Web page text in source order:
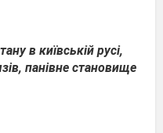
в київській русі,
панівне становище